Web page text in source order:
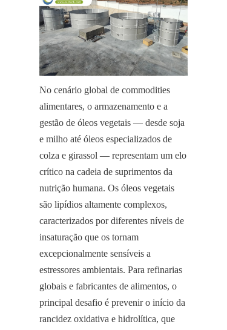
No cenário global de commodities
alimentares, o armazenamento e a
gestão de óleos vegetais — desde soja
e milho até óleos especializados de
colza e girassol — representam um elo
crítico na cadeia de suprimentos da
nutrição humana. Os óleos vegetais
são lipídios altamente complexos,
caracterizados por diferentes níveis de
insaturação que os tornam
excepcionalmente sensíveis a
estressores ambientais. Para refinarias
globais e fabricantes de alimentos, o
principal desafio é prevenir o início da
rancidez oxidativa e hidrolítica, que